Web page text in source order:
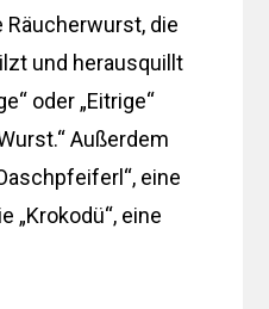
die
und herausquillt
oder „Eitrige“
Außerdem
eine
„Krokodü“, eine